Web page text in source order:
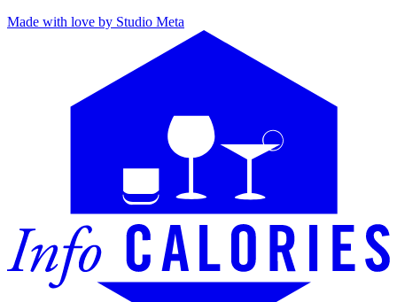
Made with love by Studio Meta